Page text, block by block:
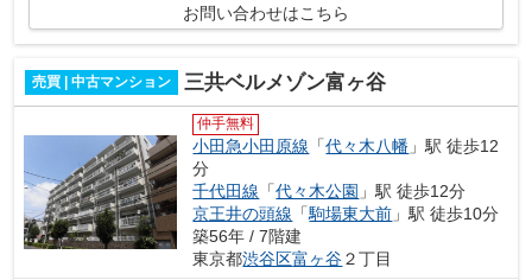
お問い合わせはこちら
売買 | 中古マンション 三共ベルメゾン富ヶ谷
仲手無料
小田急小田原線 「代々木八幡 」駅 徒歩12
分
千代田線 「代々木公園 」駅 徒歩12分
京王井の頭線 「駒場東大前 」駅 徒歩10分
築56年 / 7階建
東京都渋谷区富ヶ谷２丁目